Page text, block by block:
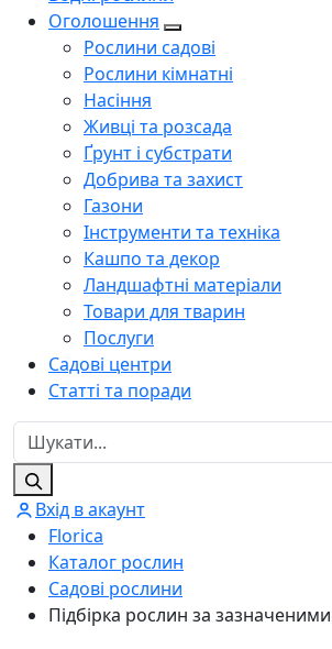
Оголошення
Рослини садові
Рослини кімнатні
Насіння
Живці та розсада
Ґрунт і субстрати
Добрива та захист
Газони
Інструменти та техніка
Кашпо та декор
Ландшафтні матеріали
Товари для тварин
Послуги
Садові центри
Статті та поради
Вхід в акаунт
Florica
Каталог рослин
Садові рослини
Підбірка рослин за